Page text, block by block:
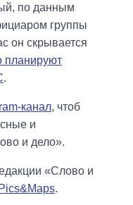
по данным
группы
он скрывается
планируют
.
канал, чтоб
и
и дело».
«Слово и
Pics&Maps.